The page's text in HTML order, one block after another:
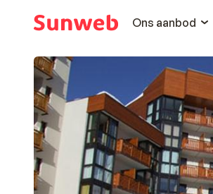
Ons aanbod